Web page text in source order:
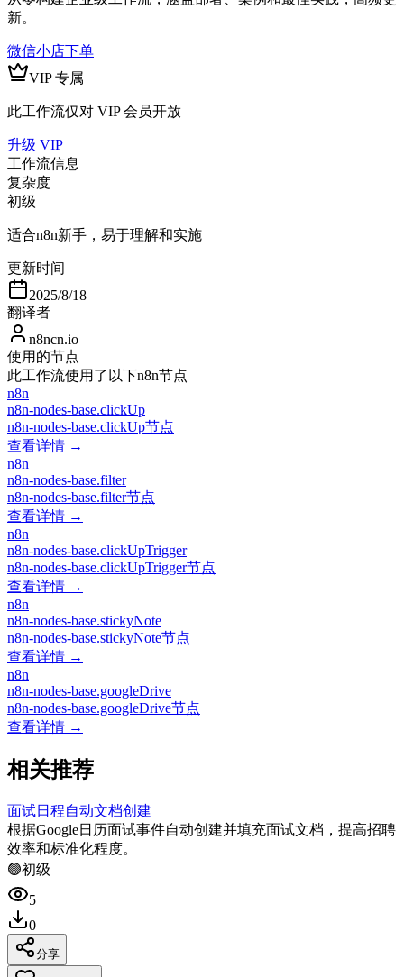
新。
微信小店下单
VIP 专属
此工作流仅对 VIP 会员开放
升级 VIP
工作流信息
复杂度
初级
适合n8n新手，易于理解和实施
更新时间
2025/8/18
翻译者
n8ncn.io
使用的节点
此工作流使用了以下n8n节点
n8n
n8n-nodes-base.clickUp
n8n-nodes-base.clickUp节点
查看详情 →
n8n
n8n-nodes-base.filter
n8n-nodes-base.filter节点
查看详情 →
n8n
n8n-nodes-base.clickUpTrigger
n8n-nodes-base.clickUpTrigger节点
查看详情 →
n8n
n8n-nodes-base.stickyNote
n8n-nodes-base.stickyNote节点
查看详情 →
n8n
n8n-nodes-base.googleDrive
n8n-nodes-base.googleDrive节点
查看详情 →
相关推荐
面试日程自动文档创建
根据Google日历面试事件自动创建并填充面试文档，提高招聘
效率和标准化程度。
🟢初级
5
0
分享